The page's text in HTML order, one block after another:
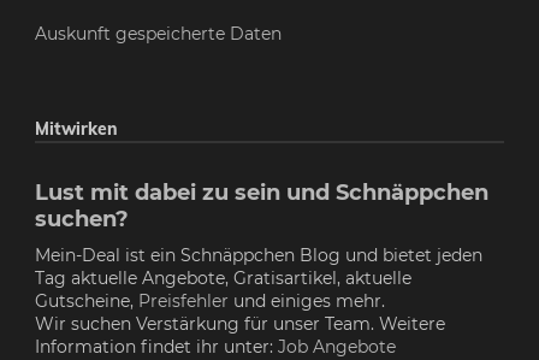
Auskunft gespeicherte Daten
Mitwirken
Lust mit dabei zu sein und Schnäppchen
suchen?
Mein-Deal ist ein Schnäppchen Blog und bietet jeden
Tag aktuelle Angebote, Gratisartikel, aktuelle
Gutscheine, Preisfehler und einiges mehr.
Wir suchen Verstärkung für unser Team. Weitere
Information findet ihr unter: Job Angebote